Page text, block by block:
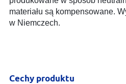
materiału są kompensowane.
w Niemczech.
Cechy produktu